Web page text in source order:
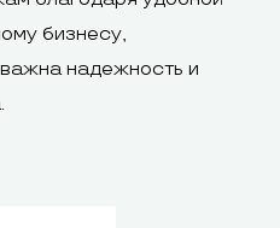
бизнесу,
надежность и